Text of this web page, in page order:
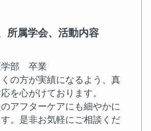
所属学会、活動内容
部 卒業
の方が実績になるよう、真
を心がけております。
アフターケアにも細やかに
。是非お気軽にご相談くだ